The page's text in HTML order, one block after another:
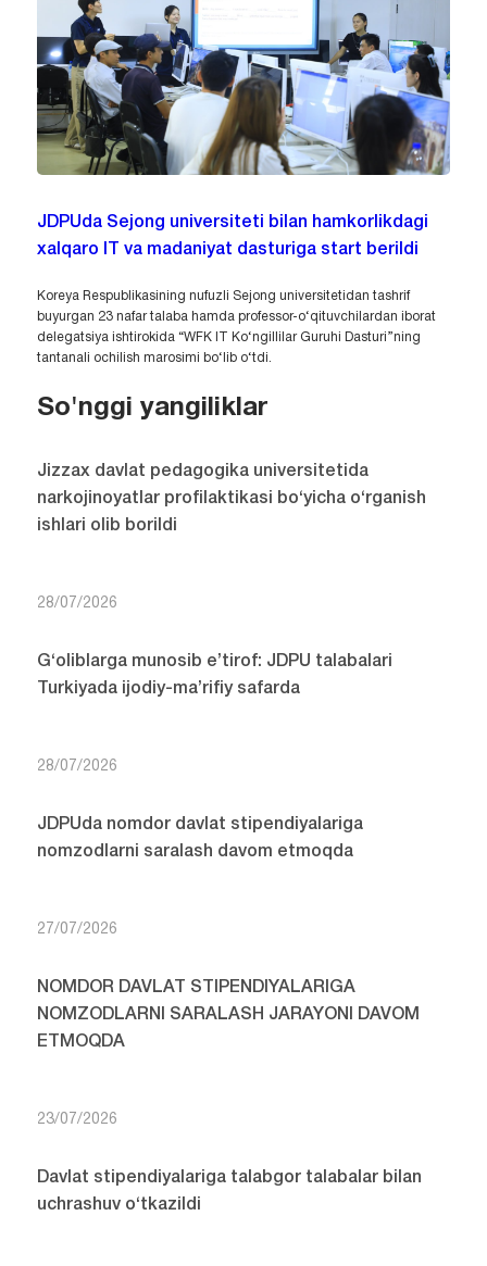
JDPUda Sejong universiteti bilan hamkorlikdagi
xalqaro IT va madaniyat dasturiga start berildi
Koreya Respublikasining nufuzli Sejong universitetidan tashrif
buyurgan 23 nafar talaba hamda professor-o‘qituvchilardan iborat
delegatsiya ishtirokida “WFK IT Ko‘ngillilar Guruhi Dasturi”ning
tantanali ochilish marosimi bo‘lib o‘tdi.
So'nggi yangiliklar
Jizzax davlat pedagogika universitetida
narkojinoyatlar profilaktikasi bo‘yicha o‘rganish
ishlari olib borildi
28/07/2026
G‘oliblarga munosib e’tirof: JDPU talabalari
Turkiyada ijodiy-ma’rifiy safarda
28/07/2026
JDPUda nomdor davlat stipendiyalariga
nomzodlarni saralash davom etmoqda
27/07/2026
NOMDOR DAVLAT STIPENDIYALARIGA
NOMZODLARNI SARALASH JARAYONI DAVOM
ETMOQDA
23/07/2026
Davlat stipendiyalariga talabgor talabalar bilan
uchrashuv o‘tkazildi